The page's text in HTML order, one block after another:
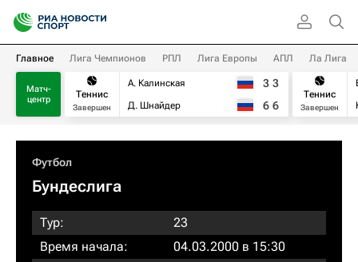
Главное Лига Чемпионов РПЛ Лига Европы АПЛ Ла Лига
Матч-
центр
Теннис
Завершен
А. Калинская
Д. Шнайдер
3 3
6 6
Теннис
Завершен
Футбол
Бундеслига
Тур:
23
Время начала:
04.03.2000 в 15:30